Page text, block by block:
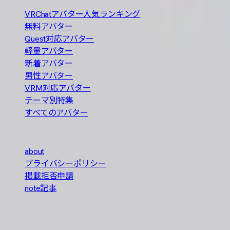
VRChatアバター人気ランキング
無料アバター
Quest対応アバター
軽量アバター
新着アバター
男性アバター
VRM対応アバター
テーマ別特集
すべてのアバター
about
プライバシーポリシー
掲載拒否申請
note記事